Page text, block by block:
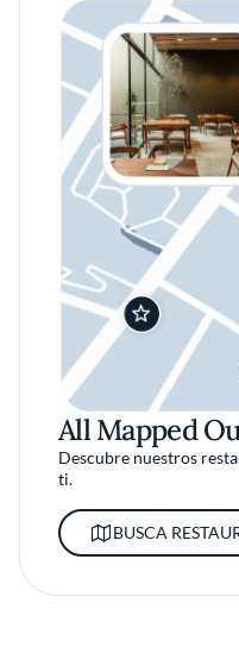
All Mapped
Descubre nuestros
ti.
BUSCA